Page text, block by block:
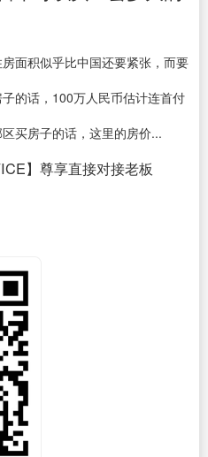
面积似乎比中国还要紧张，而要
的话，100万人民币估计连首付
买房子的话，这里的房价...
】尊享直接对接老板